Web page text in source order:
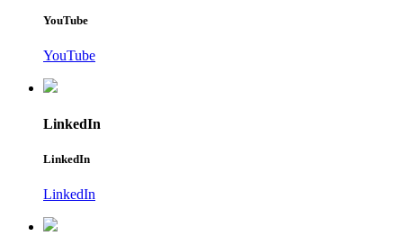
YouTube
YouTube
LinkedIn
LinkedIn
LinkedIn